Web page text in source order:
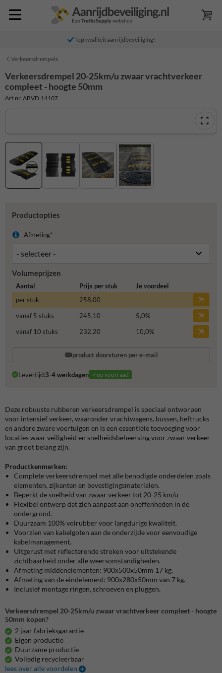
Topkwaliteit aanrijdbeveiliging!
Verkeersdrempels
Verkeersdrempel 20-25km/u zwaar vrachtverkeer
compleet - hoogte 50mm
Art.nr. ABVD.14107
Productopties
Afmeting*
Volumeprijzen
Aantal Prijs per stuk
Je voordeel
per stuk
258,00
vanaf 5 stuks
245,10 5,0%
vanaf 10 stuks
232,20 10,0%
product doorsturen per e-mail
Levertijd:3-4 werkdagen ✓op voorraad
Deze robuuste rubberen verkeersdrempel is speciaal ontworpen
voor intensief verkeer, waaronder vrachtwagens, bussen, heftrucks
en andere zware voertuigen en is een essentiële toevoeging voor
locaties waar veiligheid en snelheidsbeheersing voor zwaar verkeer
van groot belang zijn.
Productkenmerken:
Complete verkeersdrempel met alle benodigde onderdelen zoals
elementen, zijkanten en bevestigingsmaterialen.
Beperkt de snelheid van zwaar verkeer tot 20-25 km/u
Flexibel ontwerp dat zich aanpast aan oneffenheden in de
ondergrond.
Duurzaam 100% volrubber voor langdurige kwaliteit.
Voorzien van kabelgoten aan de onderzijde voor eenvoudige
kabelmanagement.
Uitgerust met reflecterende stroken voor uitstekende
zichtbaarheid onder alle weersomstandigheden.
Afmeting middenelementen: 900x500x50mm 17 kg.
Afmeting van de eindelement: 900x280x50mm van 7 kg.
Inclusief montage ringen, schroeven en pluggen.
Verkeersdrempel 20-25km/u zwaar vrachtverkeer compleet - hoogte
50mm kopen?
2 jaar fabrieksgarantie
Eigen productie
Duurzame productie
Volledig recycleerbaar
lees over alle voordelen